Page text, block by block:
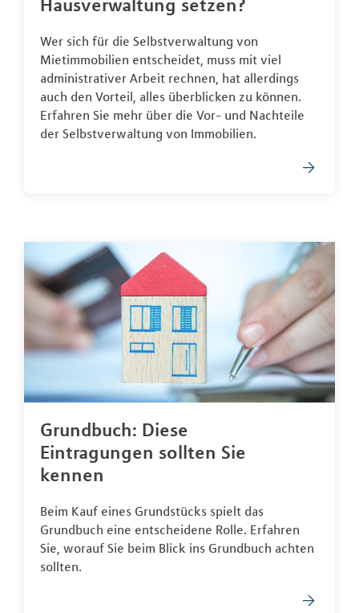
Hausverwaltung setzen?
Wer sich für die Selbstverwaltung von
Mietimmobilien entscheidet, muss mit viel
administrativer Arbeit rechnen, hat allerdings
auch den Vorteil, alles überblicken zu können.
Erfahren Sie mehr über die Vor- und Nachteile
der Selbstverwaltung von Immobilien.
Grundbuch: Diese
Eintragungen sollten Sie
kennen
Beim Kauf eines Grundstücks spielt das
Grundbuch eine entscheidene Rolle. Erfahren
Sie, worauf Sie beim Blick ins Grundbuch achten
sollten.